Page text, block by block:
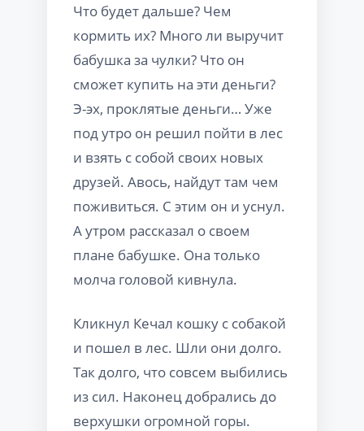
Что будет дальше? Чем
кормить их? Много ли выручит
бабушка за чулки? Что он
сможет купить на эти деньги?
Э-эх, проклятые деньги… Уже
под утро он решил пойти в лес
и взять с собой своих новых
друзей. Авось, найдут там чем
поживиться. С этим он и уснул.
А утром рассказал о своем
плане бабушке. Она только
молча головой кивнула.
Кликнул Кечал кошку с собакой
и пошел в лес. Шли они долго.
Так долго, что совсем выбились
из сил. Наконец добрались до
верхушки огромной горы.